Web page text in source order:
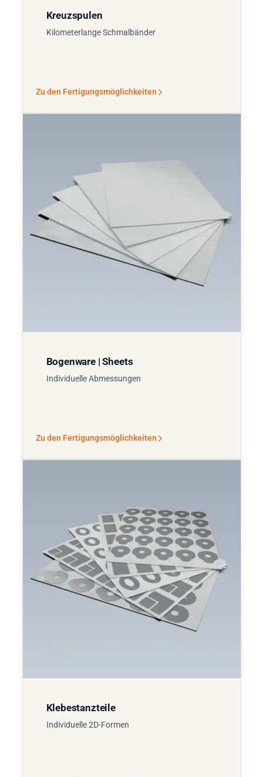
Kreuzspulen
Kilometerlange Schmalbänder
Zu den Fertigungsmöglichkeiten
Bogenware | Sheets
Individuelle Abmessungen
Zu den Fertigungsmöglichkeiten
Klebestanzteile
Individuelle 2D-Formen